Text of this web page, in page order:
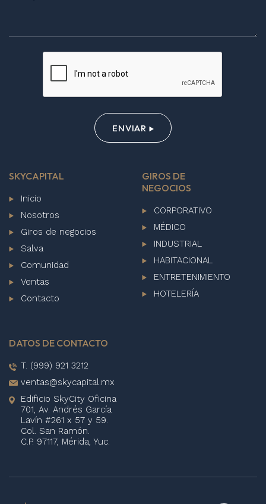
ENVIAR
SKYCAPITAL
Inicio
Nosotros
Giros de negocios
Salva
Comunidad
Ventas
Contacto
GIROS DE
NEGOCIOS
CORPORATIVO
MÉDICO
INDUSTRIAL
HABITACIONAL
ENTRETENIMIENTO
HOTELERÍA
DATOS DE CONTACTO
T. (999) 921 3212
ventas@skycapital.mx
Edificio SkyCity Oficina
701, Av. Andrés García
Lavín #261 x 57 y 59.
Col. San Ramón.
C.P. 97117, Mérida, Yuc.